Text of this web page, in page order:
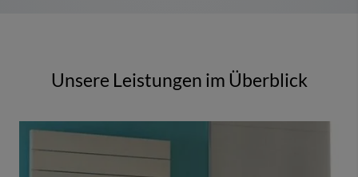
Unsere Leistungen im Überblick